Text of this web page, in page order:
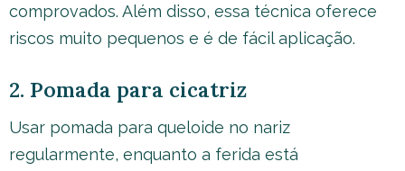
comprovados. Além disso, essa técnica oferece
riscos muito pequenos e é de fácil aplicação.
2. Pomada para cicatriz
Usar pomada para queloide no nariz
regularmente, enquanto a ferida está